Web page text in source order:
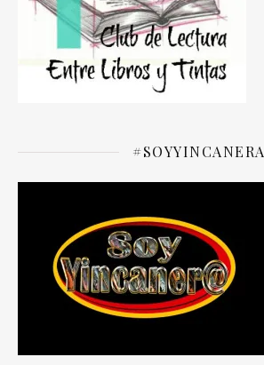
#SOYYINCANERA